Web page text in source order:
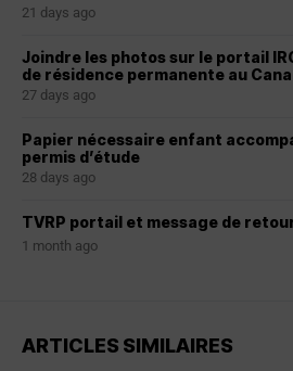
21 days ago
Joindre les photos sur le portail
de résidence permanente au
27 days ago
Papier nécessaire enfant
permis d’étude
28 days ago
TVRP portail et message de
1 month ago
ARTICLES SIMILAIRES